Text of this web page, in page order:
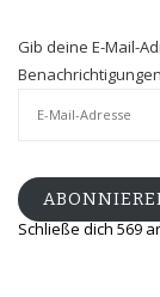
Gib deine E-Mail-
Schließe dich 569